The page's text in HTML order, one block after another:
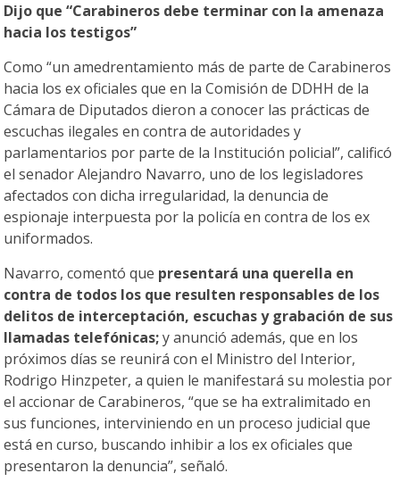
Dijo que “Carabineros debe terminar con la amenaza
hacia los testigos”
Como “un amedrentamiento más de parte de Carabineros
hacia los ex oficiales que en la Comisión de DDHH de la
Cámara de Diputados dieron a conocer las prácticas de
escuchas ilegales en contra de autoridades y
parlamentarios por parte de la Institución policial”, calificó
el senador Alejandro Navarro, uno de los legisladores
afectados con dicha irregularidad, la denuncia de
espionaje interpuesta por la policía en contra de los ex
uniformados.
Navarro, comentó que presentará una querella en
contra de todos los que resulten responsables de los
delitos de interceptación, escuchas y grabación de sus
llamadas telefónicas;y anunció además, que en los
próximos días se reunirá con el Ministro del Interior,
Rodrigo Hinzpeter, a quien le manifestará su molestia por
el accionar de Carabineros, “que se ha extralimitado en
sus funciones, interviniendo en un proceso judicial que
está en curso, buscando inhibir a los ex oficiales que
presentaron la denuncia”, señaló.